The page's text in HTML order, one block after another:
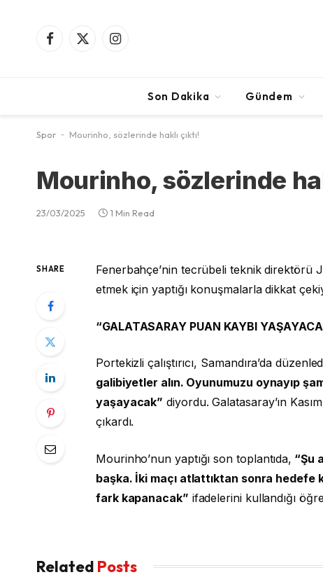
Facebook
X
Instagram
Son Dakika Gündem
Spor - Mourinho, sözlerinde haklı çıktı!
Mourinho, sözlerinde
23/03/2025 1 Min Read
SHARE
Fenerbahçe’nin tecrübeli teknik direktörü
etmek için yaptığı konuşmalarla dikkat
“GALATASARAY PUAN KAYBI
Portekizli çalıştırıcı, Samandıra’da
galibiyetler alın. Oyunumuzu oynayıp
yaşayacak” diyordu. Galatasaray’ın
çıkardı.
Mourinho’nun yaptığı son toplantıda, “Şu
başka. İki maçı atlattıktan sonra hedefe
fark kapanacak” ifadelerini kullandığı
Related Posts